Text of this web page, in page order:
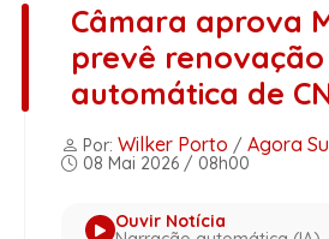
Câmara aprova
prevê renovação
automática de
Por: Wilker Porto / Agora
08 Mai 2026 / 08h00
Ouvir Notícia